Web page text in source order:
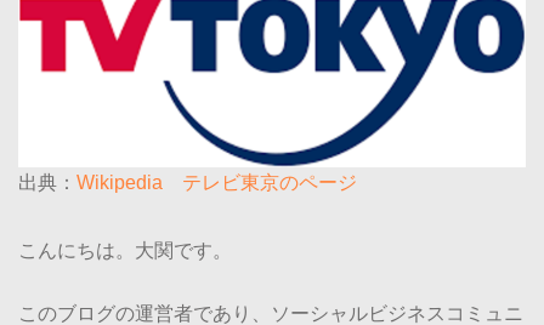
出典： Wikipedia テレビ東京のページ
こんにちは。大関です。
このブログの運営者であり、ソーシャルビジネスコミュニ